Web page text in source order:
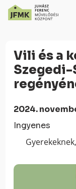
Content
navigációhoz
Vili és a kék orrszarvú –
Szegedi-
2024.
Ingyenes